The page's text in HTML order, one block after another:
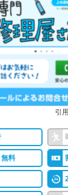
フのクチコ
4.8 （410 件のク
いて
まい棒エビマ
対応して頂けて
部分もその都度
安心補償1～5
詳細は
すすめの
の水道トラ
最寄りの営
～24:00ま
応急処置方
ブルでも安
引
料